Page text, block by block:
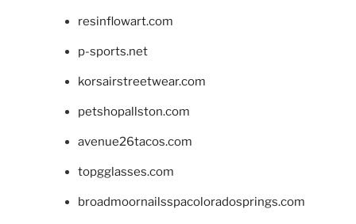
resinflowart.com
p-sports.net
korsairstreetwear.com
petshopallston.com
avenue26tacos.com
topgglasses.com
broadmoornailsspacoloradosprings.com